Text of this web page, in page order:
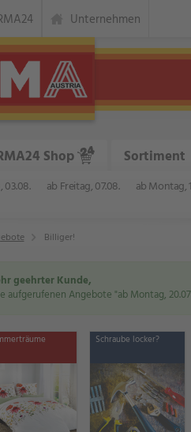
Unternehmen
03.08. ab Freitag, 07.08. ab Montag,
Shop Sortiment
Billiger!
geehrter Kunde,
aufgerufenen Angebote "ab Montag,
Schraube locker?